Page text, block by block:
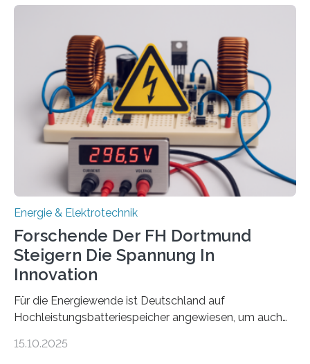
Energietechnologien werden vom Europäischen
Sozialfonds Plus (ESF+) gefördert – mit einer
Gesamtsumme von mehr als zwei Millionen Euro.
Damit zählt die Hochschule zu den großen
Gewinnerinnen der aktuellen Förderrunde des
Bayerischen Wissenschaftsministeriums. Im
Mittelpunkt steht der direkte Wissenstransfer: Neue
wissenschaftliche Erkenntnisse sollen rasch in die
Energie & Elektrotechnik
Forschende Der FH Dortmund
Steigern Die Spannung In
Innovation
Für die Energiewende ist Deutschland auf
Hochleistungsbatteriespeicher angewiesen, um auch
Doch mit der immensen Zahl einzelner Batteriezellen,
15.10.2025